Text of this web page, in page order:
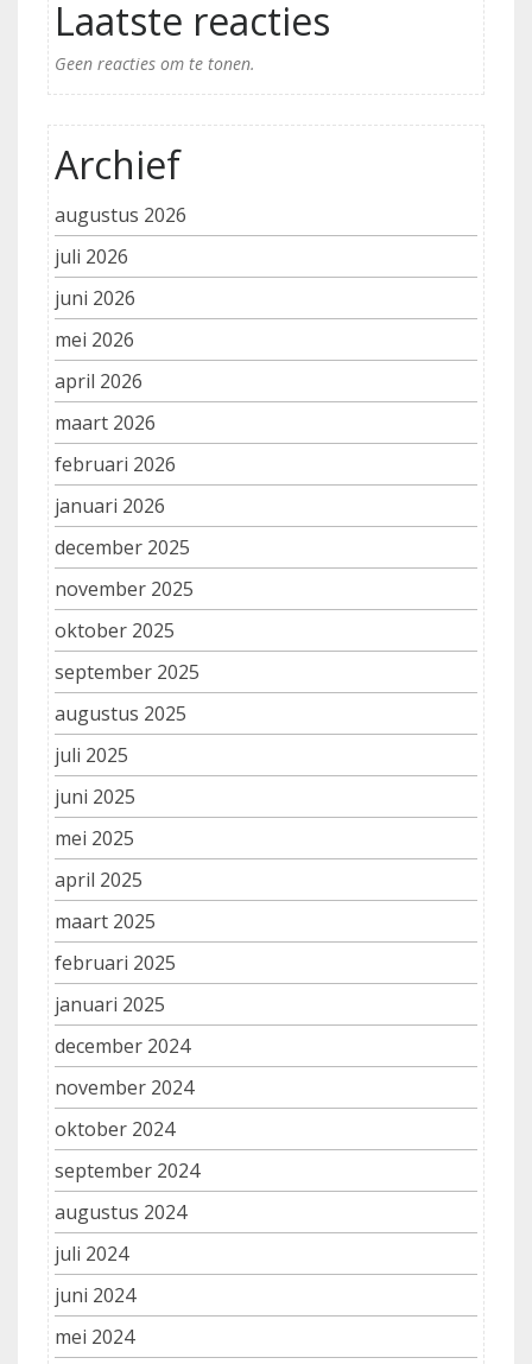
Laatste reacties
Geen reacties om te tonen.
Archief
augustus 2026
juli 2026
juni 2026
mei 2026
april 2026
maart 2026
februari 2026
januari 2026
december 2025
november 2025
oktober 2025
september 2025
augustus 2025
juli 2025
juni 2025
mei 2025
april 2025
maart 2025
februari 2025
januari 2025
december 2024
november 2024
oktober 2024
september 2024
augustus 2024
juli 2024
juni 2024
mei 2024